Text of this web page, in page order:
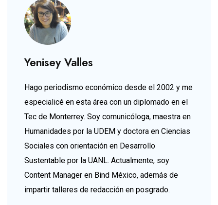
Yenisey Valles
Hago periodismo económico desde el 2002 y me
especialicé en esta área con un diplomado en el
Tec de Monterrey. Soy comunicóloga, maestra en
Humanidades por la UDEM y doctora en Ciencias
Sociales con orientación en Desarrollo
Sustentable por la UANL. Actualmente, soy
Content Manager en Bind México, además de
impartir talleres de redacción en posgrado.